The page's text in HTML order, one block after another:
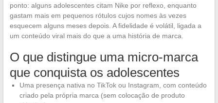
ponto: alguns adolescentes citam Nike por reflexo, enquanto
gastam mais em pequenos rótulos cujos nomes às vezes
esquecem alguns meses depois. A fidelidade é volátil, ligada a
um conteúdo viral mais do que a uma história de marca.
O que distingue uma micro-marca
que conquista os adolescentes
Uma presença nativa no TikTok ou Instagram, com conteúdo
criado pela própria marca (sem colocação de produto